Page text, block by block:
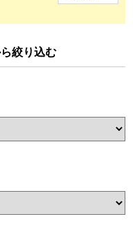
絞り込む